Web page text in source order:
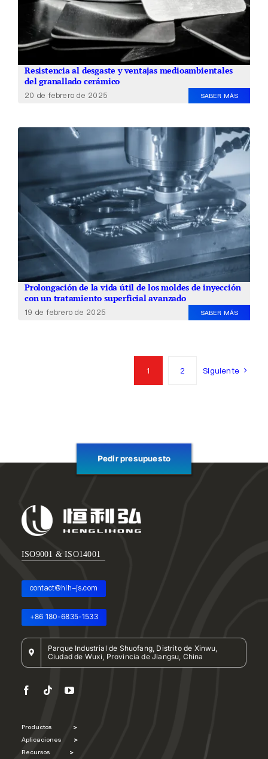
Resistencia al desgaste y ventajas medioambientales
del granallado cerámico
20 de febrero de 2025 SABER MÁS
Prolongación de la vida útil de los moldes de inyección
con un tratamiento superficial avanzado
19 de febrero de 2025 SABER MÁS
1 2 Siguiente
Pedir presupuesto
ISO9001 & ISO14001
contact@hlh-js.com
+86 180-6835-1533
Parque Industrial de Shuofang, Distrito de Xinwu,
Ciudad de Wuxi, Provincia de Jiangsu, China
Productos >
Aplicaciones >
Recursos >